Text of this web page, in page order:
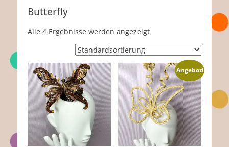
Butterfly
Alle 4 Ergebnisse werden angezeigt
Angebot!